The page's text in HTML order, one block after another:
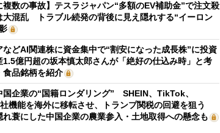
複数の事故】テスラジャパン“多額のEV補助金”で注文殺
大混乱 トラブル続発の背後に見え隠れする“イーロン
などAI関連株に資金集中で“割安になった成長株”に投資
億円超の坂本慎太郎さんが「絶好の仕込み時」と考
食品銘柄を紹介
国企業の“国籍ロンダリング” SHEIN、TikTok、
機能を海外に移転させ、トランプ関税の回避を狙う
れ蓑にした中国企業の農業参入・土地取得への懸念も